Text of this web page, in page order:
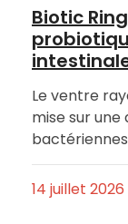
Biotic
Le ventre
mise sur une
14 juillet 2026